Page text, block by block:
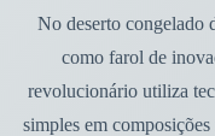
No deserto congelado
como farol de
revolucionário utiliza
simples em